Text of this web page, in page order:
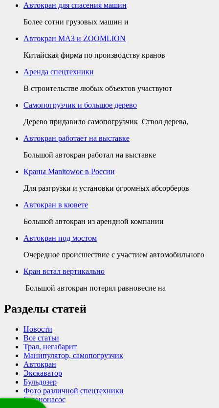
Автокран для спасения машин
Более сотни грузовых машин и
Автокран МАЗ и ZOOMLION
Китайская фирма по производству кранов
Аренда спецтехники
В строительстве любых объектов участвуют
Самопогрузчик и большое дерево
Дерево придавило самопогрузчик Ствол дерева,
Автокран работает на выставке
Большой автокран работал на выставке
Краны Manitowoc в России
Для разгрузки и установки огромных абсорберов
Автокран в кювете
Большой автокран из арендной компании
Автокран под мостом
Очередное происшествие с участием автомобильного
Кран встал вертикально
Большой автокран потерял равновесие на
Разделы статей
Новости
Все статьи
Трал, негабарит
Манипулятор, самопогрузчик
Автокран
Экскаватор
Бульдозер
Фото различной спецтехники
Бетононасос